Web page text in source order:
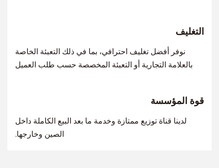
التغليف
نوفر أفضل تغليف احترافي، بما في ذلك التعبئة الخاصة
بالعلامة التجارية أو التعبئة المخصصة حسب طلب العميل
قوة المؤسسة
لدينا قناة توزيع ممتازة وخدمة ما بعد البيع الكاملة داخل
الصين وخارجها.